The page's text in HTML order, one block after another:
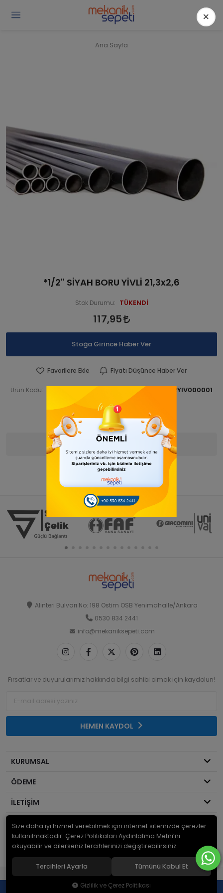
Ana Sayfa
*1/2'' SİYAH BORU YİVLİ 21,3x2,6
Stok Durumu: TÜKENDİ
117,95
Stoğa Girince Haber Ver
Favorilere Ekle Fiyatı Düşünce Haber Ver
Ürün Kodu: Barkod: BORBORYIV000001
İade Bilgisi:
(0)
Alınteri Bulvarı No: 198 Ostim OSB Yenimahalle/Ankara
0530 834 2441
info@mekaniksepeti.com
Fırsatlar ve duyurularımız hakkında bilgi sahibi olmak için kaydolun!
HEMEN KAYDOL
KURUMSAL
ÖDEME
İLETİŞİM
© 2026Mekanik Sepeti. Bir Serdaroğlu A.Ş markasıdır ve tüm hakları
saklıdır.
Yeni Nesil E-Ticaret Sistemleri ile Hazırlanmıştır.
Size daha iyi hizmet verebilmek için internet sitemizde çerezler
kullanılmaktadır. Çerez Politikaları Aydınlatma Metni’ni
okuyabilir ve dilerseniz tercihlerinizi değiştirebilirsiniz.
Tercihleri Ayarla Tümünü Kabul Et
Gizlilik ve Çerez Politikası
×